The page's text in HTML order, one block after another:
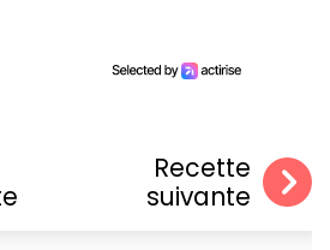
Recette
suivante